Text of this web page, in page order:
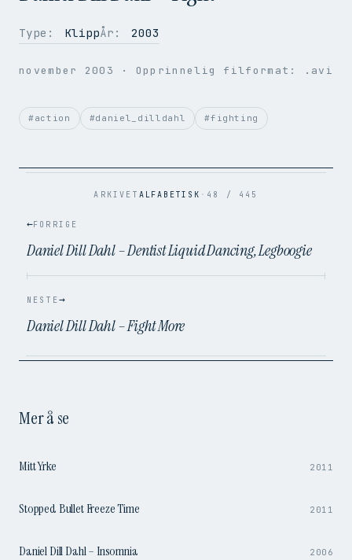
720 × 576
LYDKODEK AAC
BITRATE 3.5 Mbps
OPPRINNELIG .avi → .mp4
Type: KlippÅr: 2003
november 2003 · Opprinnelig filformat: .avi
#action #daniel_dilldahl #fighting
ARKIVET ALFABETISK · 48 / 445
←FORRIGE
Daniel Dill Dahl – Dentist Liquid Dancing, Legboogie
NESTE→
Daniel Dill Dahl – Fight More
Mer å se
Mitt Yrke 2011
0:51
Stopped Bullet Freeze Time 2011
4:09
Daniel Dill Dahl – Insomnia 2006